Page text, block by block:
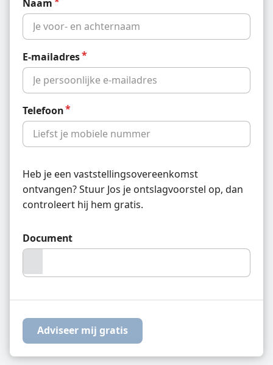
Naam
E-mailadres
Telefoon
Heb je een vaststellings­overeenkomst
ontvangen? Stuur Jos je ontslagvoorstel op, dan
controleert hij hem gratis.
Document